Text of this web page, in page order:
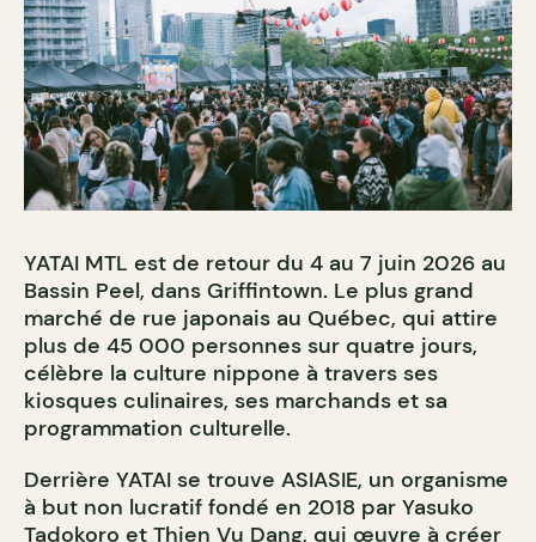
YATAI MTL est de retour du 4 au 7 juin 2026 au
Bassin Peel, dans Griffintown. Le plus grand
marché de rue japonais au Québec, qui attire
plus de 45 000 personnes sur quatre jours,
célèbre la culture nippone à travers ses
kiosques culinaires, ses marchands et sa
programmation culturelle.
Derrière YATAI se trouve ASIASIE, un organisme
à but non lucratif fondé en 2018 par Yasuko
Tadokoro et Thien Vu Dang, qui œuvre à créer